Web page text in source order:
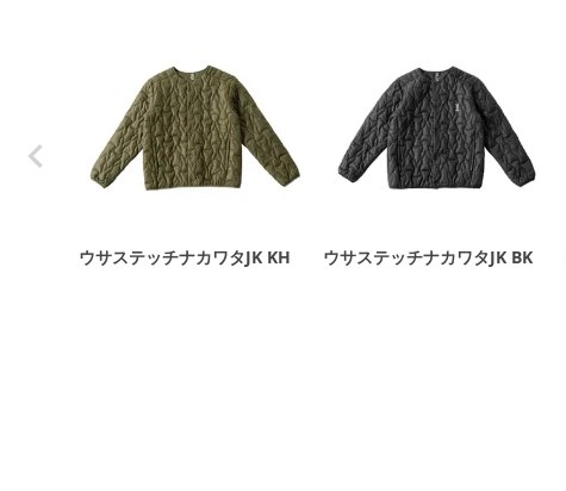
ウサステッチナカワタJK KH ウサステッチナカワタJK BK